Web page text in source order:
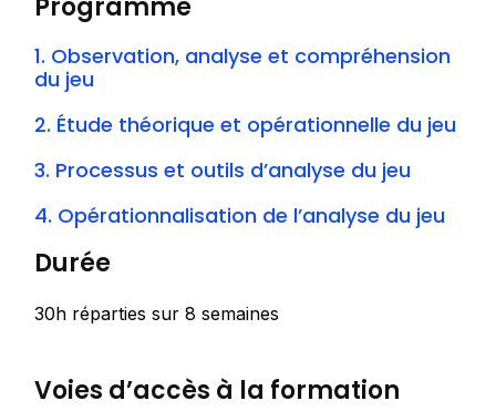
Programme
1. Observation, analyse et compréhension
du jeu
2. Étude théorique et opérationnelle du jeu
3. Processus et outils d’analyse du jeu
4. Opérationnalisation de l’analyse du jeu
Durée
30h réparties sur 8 semaines
Voies d’accès à la formation